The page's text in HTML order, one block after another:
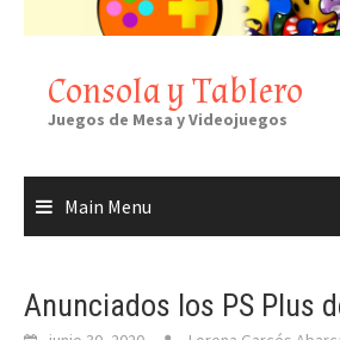
Consola y Tablero
Juegos de Mesa y Videojuegos
Main Menu
Anunciados los PS Plus